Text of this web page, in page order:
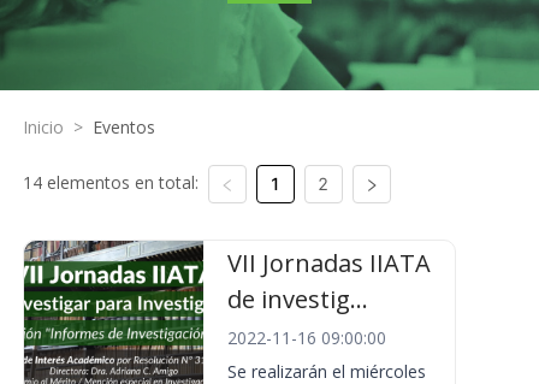
Inicio > Eventos
14 elementos en total: 1 2
VII Jornadas IIATA
de investig...
2022-11-16 09:00:00
Se realizarán el miércoles